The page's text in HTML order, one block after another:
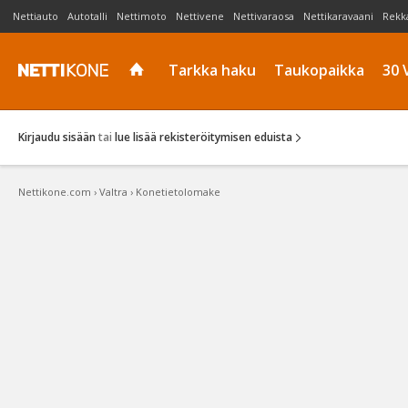
Nettiauto Autotalli Nettimoto Nettivene Nettivaraosa Nettikaravaani
Tarkka haku Taukopaikka 30
Kirjaudu sisään tai lue lisää rekisteröitymisen eduista
Nettikone.com › Valtra › Konetietolomake